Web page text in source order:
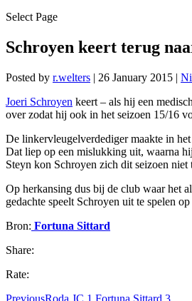
Select Page
Schroyen keert terug
Posted by r.welters | 26 January 2015 |
Joeri Schroyen keert – als hij een
over zodat hij ook in het seizoen 15/16
De linkervleugelverdediger maakte in
Dat liep op een mislukking uit, waarna
Steyn kon Schroyen zich dit seizoen
Op herkansing dus bij de club waar het
gedachte speelt Schroyen uit te spelen
Bron: Fortuna Sittard
Share:
Rate:
PreviousRoda JC 1 Fortuna Sittard 3